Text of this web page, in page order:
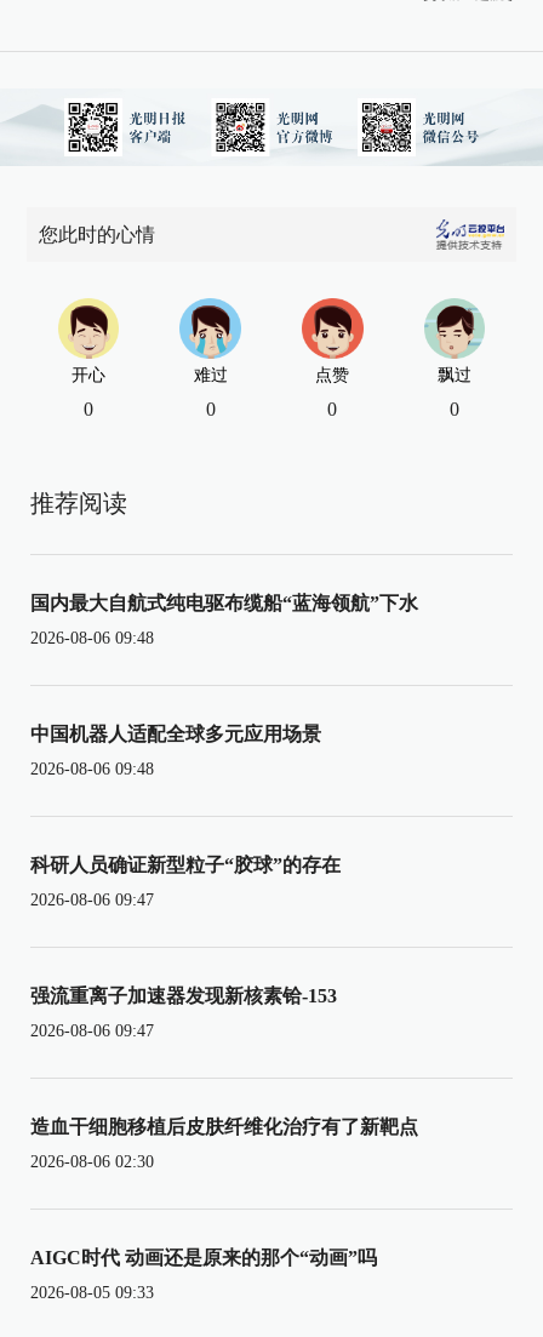
您此时的心情
开心
0
难过
0
点赞
0
飘过
0
推荐阅读
国内最大自航式纯电驱布缆船“蓝海领航”下水
2026-08-06 09:48
中国机器人适配全球多元应用场景
2026-08-06 09:48
科研人员确证新型粒子“胶球”的存在
2026-08-06 09:47
强流重离子加速器发现新核素铪-153
2026-08-06 09:47
造血干细胞移植后皮肤纤维化治疗有了新靶点
2026-08-06 02:30
AIGC时代 动画还是原来的那个“动画”吗
2026-08-05 09:33